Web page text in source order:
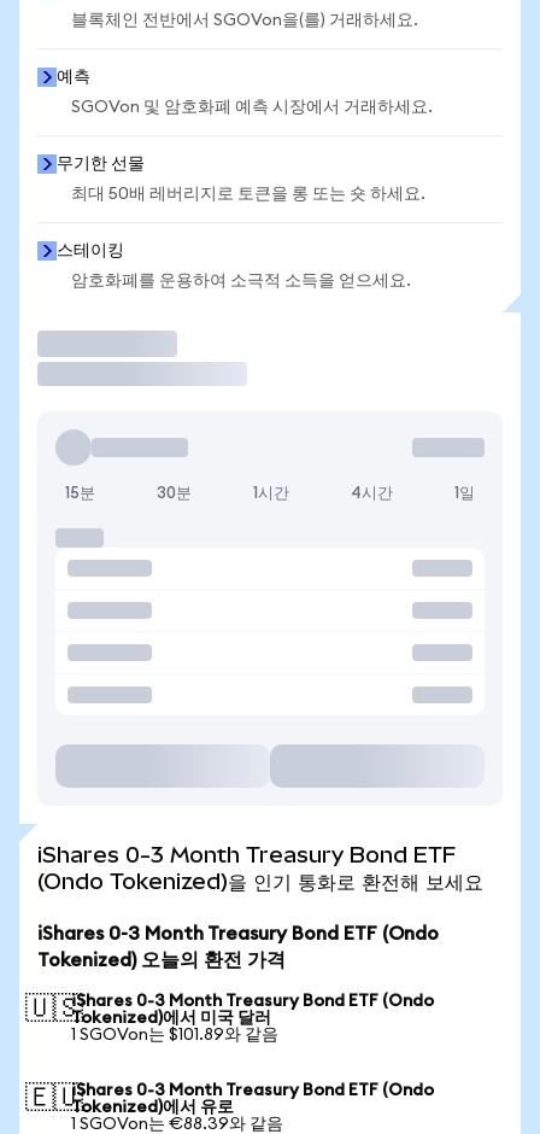
블록체인 전반에서 SGOVon을(를) 거래하세요.
예측
SGOVon 및 암호화폐 예측 시장에서 거래하세요.
무기한 선물
최대 50배 레버리지로 토큰을 롱 또는 숏 하세요.
스테이킹
암호화폐를 운용하여 소극적 소득을 얻으세요.
15분 30분 1시간 4시간 1일
iShares 0-3 Month Treasury Bond ETF
(Ondo Tokenized)을 인기 통화로 환전해 보세요
iShares 0-3 Month Treasury Bond ETF (Ondo
Tokenized) 오늘의 환전 가격
🇺🇸iShares 0-3 Month Treasury Bond ETF (Ondo
Tokenized)에서 미국 달러
1 SGOVon는 $101.89와 같음
🇪🇺iShares 0-3 Month Treasury Bond ETF (Ondo
Tokenized)에서 유로
1 SGOVon는 €88.39와 같음